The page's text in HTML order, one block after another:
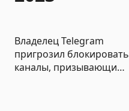
Владелец Telegram
пригрозил блокировать
каналы, призывающие к